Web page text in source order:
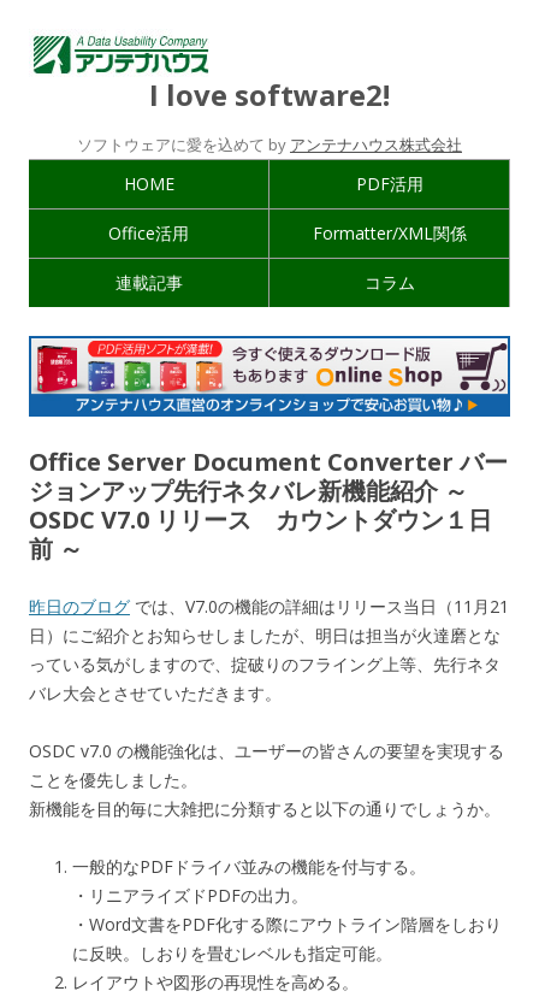
I love software2!
ソフトウェアに愛を込めて by アンテナハウス株式会社
HOME PDF活用
Office活用 Formatter/XML関係
連載記事 コラム
Office Server Document Converter バー
ジョンアップ先行ネタバレ新機能紹介 ～
OSDC V7.0 リリース カウントダウン１日
前 ～
昨日のブログ では、V7.0の機能の詳細はリリース当日（11月21
日）にご紹介とお知らせしましたが、明日は担当が火達磨とな
っている気がしますので、掟破りのフライング上等、先行ネタ
バレ大会とさせていただきます。
OSDC v7.0 の機能強化は、ユーザーの皆さんの要望を実現する
ことを優先しました。
新機能を目的毎に大雑把に分類すると以下の通りでしょうか。
一般的なPDFドライバ並みの機能を付与する。
・リニアライズドPDFの出力。
・Word文書をPDF化する際にアウトライン階層をしおり
に反映。しおりを畳むレベルも指定可能。
レイアウトや図形の再現性を高める。